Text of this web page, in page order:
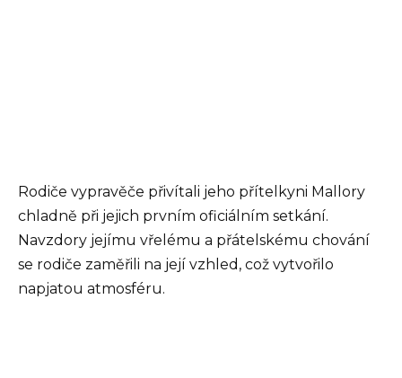
Rodiče vypravěče přivítali jeho přítelkyni Mallory
chladně při jejich prvním oficiálním setkání.
Navzdory jejímu vřelému a přátelskému chování
se rodiče zaměřili na její vzhled, což vytvořilo
napjatou atmosféru.